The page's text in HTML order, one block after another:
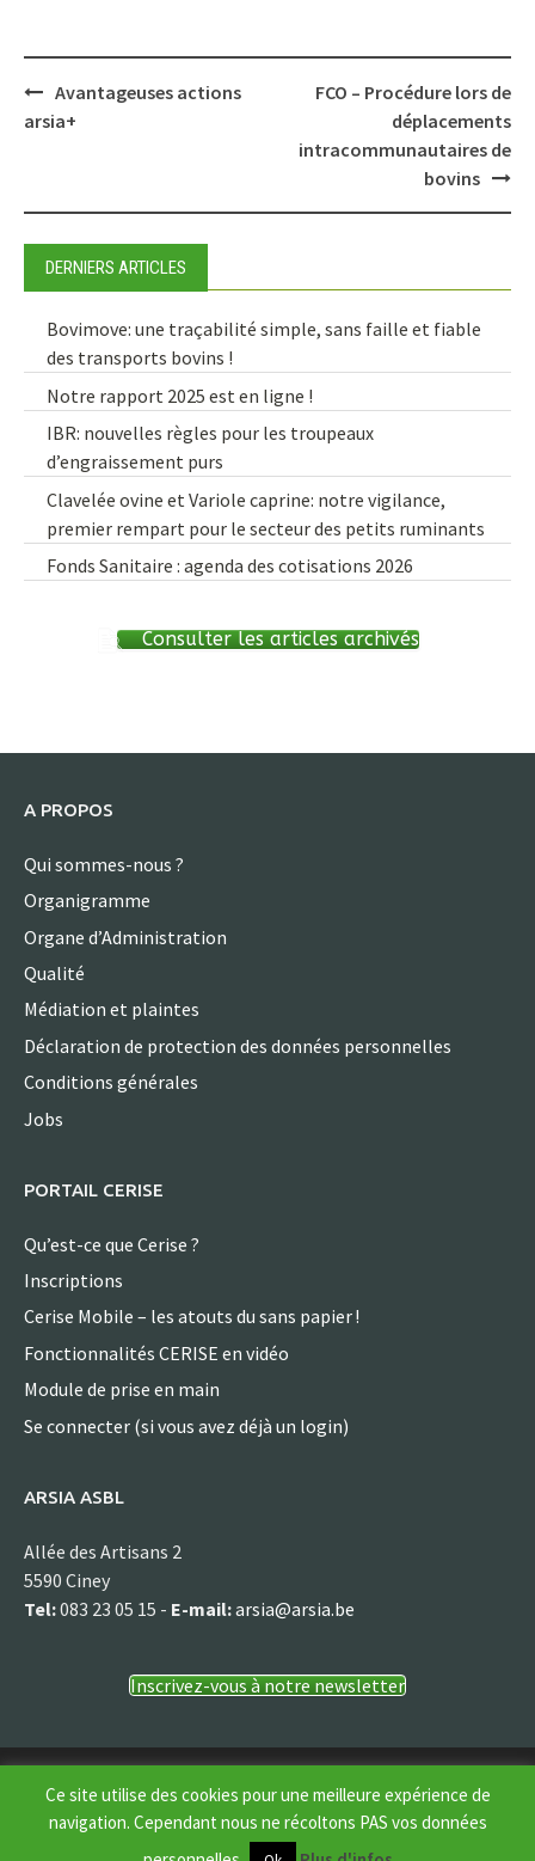
Post
navigation
Avantageuses actions
arsia+
FCO – Procédure lors de
déplacements
intracommunautaires de
bovins
DERNIERS ARTICLES
Bovimove: une traçabilité simple, sans faille et fiable
des transports bovins !
Notre rapport 2025 est en ligne !
IBR: nouvelles règles pour les troupeaux
d’engraissement purs
Clavelée ovine et Variole caprine: notre vigilance,
premier rempart pour le secteur des petits ruminants
Fonds Sanitaire : agenda des cotisations 2026
Consulter les articles archivés
A PROPOS
Qui sommes-nous ?
Organigramme
Organe d’Administration
Qualité
Médiation et plaintes
Déclaration de protection des données personnelles
Conditions générales
Jobs
PORTAIL CERISE
Qu’est-ce que Cerise ?
Inscriptions
Cerise Mobile – les atouts du sans papier !
Fonctionnalités CERISE en vidéo
Module de prise en main
Se connecter (si vous avez déjà un login)
ARSIA ASBL
Allée des Artisans 2
5590 Ciney
Tel:083 23 05 15 - E-mail:arsia@arsia.be
Inscrivez-vous à notre newsletter
Ce site utilise des cookies pour une meilleure expérience de
navigation. Cependant nous ne récoltons PAS vos données